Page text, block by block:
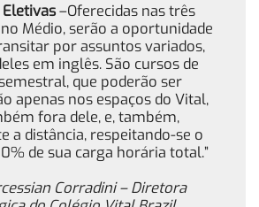
–Oferecidas nas três
Médio, serão a oportunidade
por assuntos variados,
em inglês. São cursos de
que poderão ser
apenas nos espaços do Vital,
fora dele, e, também,
a distância, respeitando-se o
de sua carga horária total.”
Corradini – Diretora